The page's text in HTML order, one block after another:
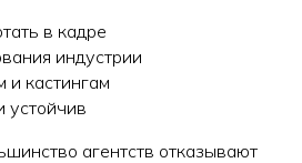
в кадре
индустрии
и кастингам
устойчив
агентств отказывают